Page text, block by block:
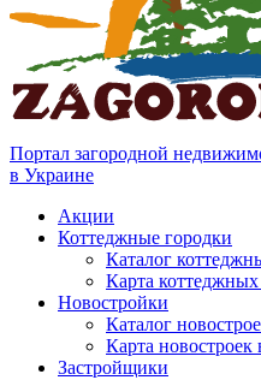
Портал загородной
в Украине
Акции
Коттеджные городки
Каталог
Карта коттеджных
Новостройки
Каталог
Карта новостроек
Застройщики